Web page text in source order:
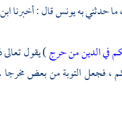
حدثني بهيونسقال : أخبرنا
في الدين من حرج) يقول
، فجعل التوبة من بعض